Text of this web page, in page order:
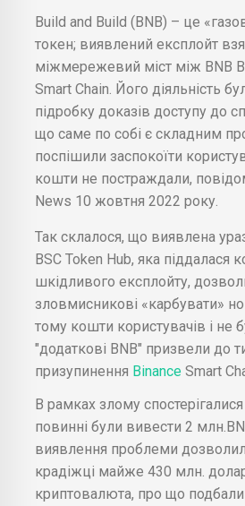
Build and Build (BNB) – це
токен; виявлений експлойт
міжмережевий міст між BNB
Smart Chain. Його діяльність
підробку доказів доступу до
що саме по собі є складним
поспішили заспокоїти
кошти не постраждали,
News 10 жовтня 2022 року.
Так склалося, що виявлена
BSC Token Hub, яка піддалася
шкідливого експлойту,
зловмисникові «карбувати»
тому кошти користувачів і не
"додаткові BNB" призвели до
призупинення Binance Smart
В рамках злому спостерігалися
повинні були вивести 2
виявлення проблеми
крадіжці майже 430 млн.
криптовалюта, про що подбали